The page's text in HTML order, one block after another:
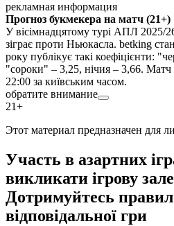
рекламная информация
Прогноз букмекера на матч (21+)
У вісімнадцятому турі АПЛ 2025/
зіграє проти Ньюкасла. betking
року публікує такі коефіцієнти:
"сороки" – 3,25, нічия – 3,66. Матч
22:00 за київським часом.
обратите внимание
21+
Этот материал предназначен для
Участь в азартних
викликати ігрову
Дотримуйтесь
відповідальної гри